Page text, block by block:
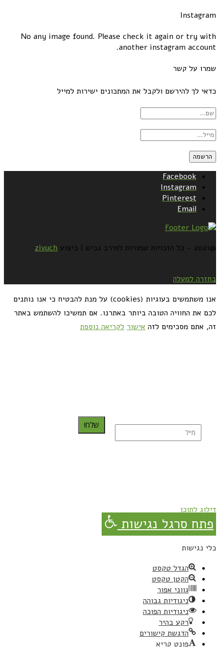
Instagram
No any image found. Please check it again or try with
another instagram account.
שמרו על קשר
כדאי לך להירשם ולקבל את המתכונים ישירות למייל
Facebook
Instagram
Pinterest
Email
@2021 - כל הזכויות שמורות למירב גביש | ביצוע zivuch
בחזרה למעלה
אנו משתמשים בעוגיות (cookies) על מנת להבטיח כי אנו נותנים
לכם את החוויה הטובה ביותר באתרנו. אם תמשיכו להשתמש באתר
זה, אתם מסכימים לזה אישור לקריאה נוספת
שלח!
דילוג לתוכן
פתח סרגל נגישות
כלי נגישות
הגדל טקסט
הקטן טקסט
גווני אפור
ניגודיות גבוהה
ניגודיות הפוכה
רקע בהיר
הדגשת קישורים
פונט קריא